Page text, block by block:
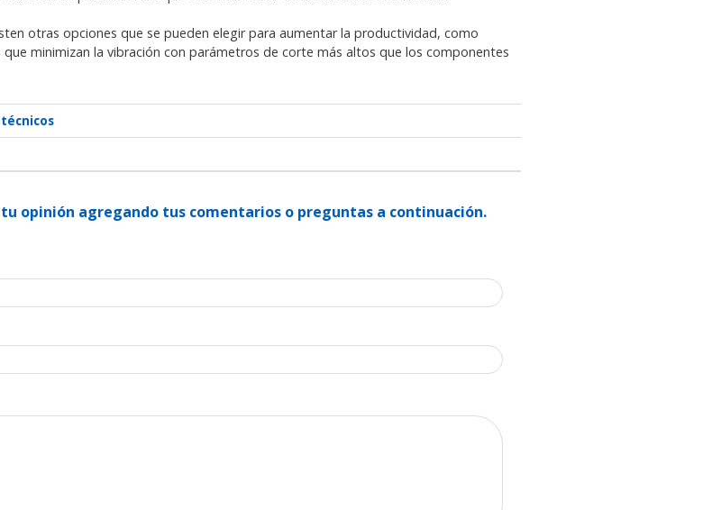
otras opciones que se pueden elegir para aumentar la productividad, como
minimizan la vibración con parámetros de corte más altos que los componentes
opinión agregando tus comentarios o preguntas a continuación.